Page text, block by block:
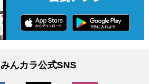
みんカラ公式SNS